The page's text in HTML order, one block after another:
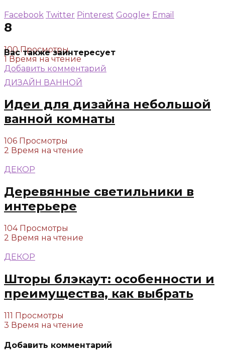
8
100 Просмотры
1 Время на чтение
Добавить комментарий
Facebook Twitter Pinterest Google+ Email
Вас также заинтересует
ДИЗАЙН ВАННОЙ
Идеи для дизайна небольшой
ванной комнаты
106 Просмотры
2 Время на чтение
ДЕКОР
Деревянные светильники в
интерьере
104 Просмотры
2 Время на чтение
ДЕКОР
Шторы блэкаут: особенности и
преимущества, как выбрать
111 Просмотры
3 Время на чтение
Добавить комментарий